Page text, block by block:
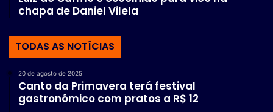
chapa de Daniel Vilela
TODAS AS NOTÍCIAS
20 de agosto de 2025
Canto da Primavera terá festival
gastronômico com pratos a R$ 12